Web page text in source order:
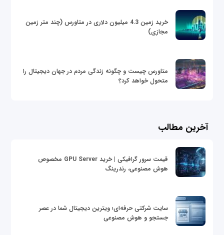
خرید زمین 4.3 میلیون دلاری در متاورس (چند متر زمین
مجازی)
متاورس چیست و چگونه زندگی مردم در جهان دیجیتال را
متحول خواهد کرد؟
آخرین مطالب
قیمت سرور گرافیکی | خرید GPU Server مخصوص
هوش مصنوعی، رندرینگ
سایت شرکتی حرفه‌ای؛ ویترین دیجیتال شما در عصر
جستجو و هوش مصنوعی